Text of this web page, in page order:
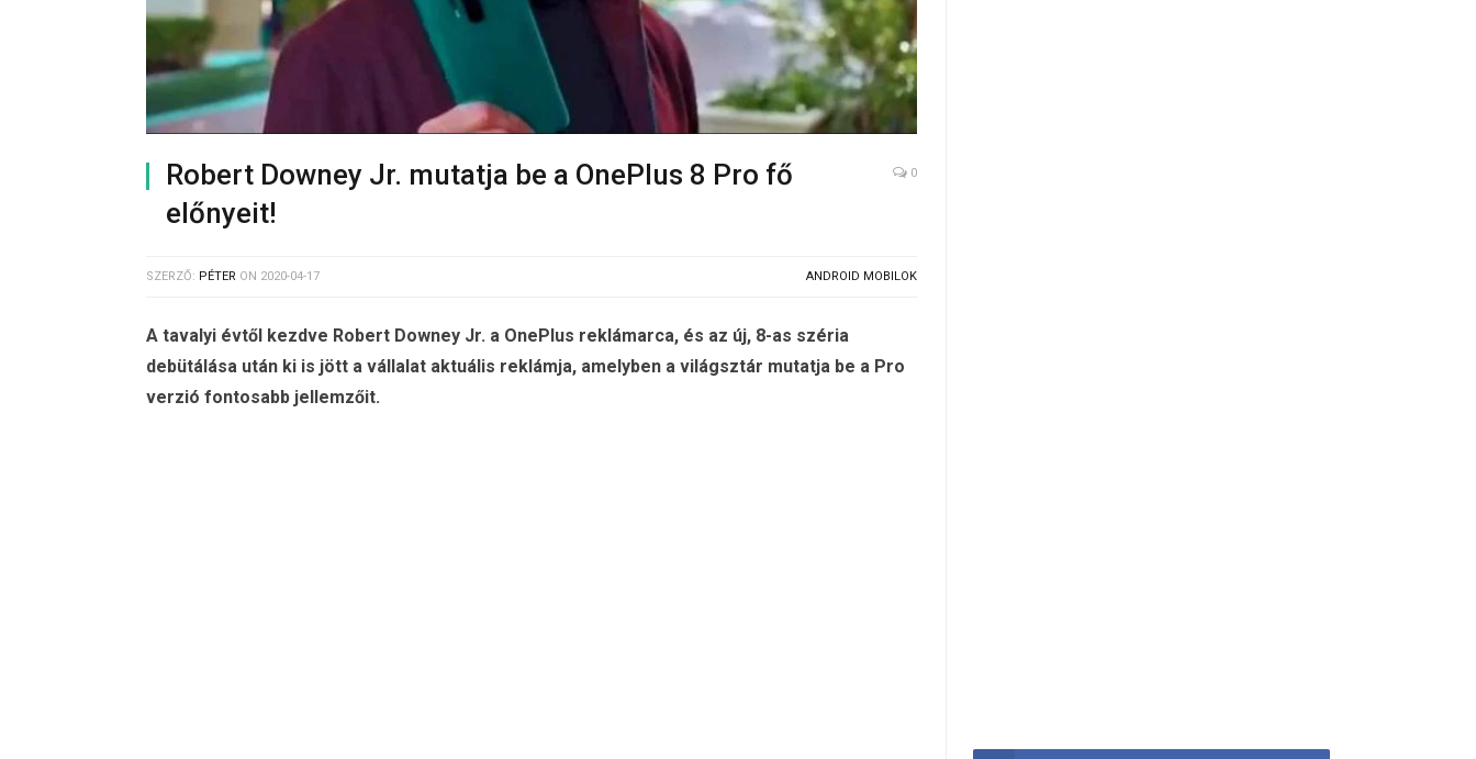
Robert Downey Jr. mutatja be a OnePlus 8 Pro fő
előnyeit!
0
SZERZŐ: PÉTER ON 2020-04-17 ANDROID MOBILOK
A tavalyi évtől kezdve Robert Downey Jr. a OnePlus reklámarca, és az új, 8-as széria
debütálása után ki is jött a vállalat aktuális reklámja, amelyben a világsztár mutatja be a Pro
verzió fontosabb jellemzőit.